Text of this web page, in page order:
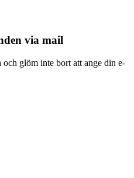
via mail
glöm inte bort att ange din e-